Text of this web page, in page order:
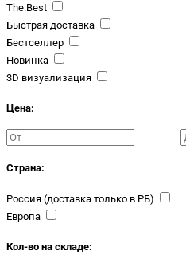
The.Best
Быстрая доставка
Бестселлер
Новинка
3D визуализация
Цена:
Страна:
Россия (доставка только в РБ)
Европа
Кол-во на складе: